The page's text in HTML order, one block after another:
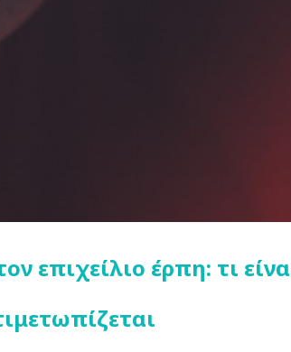
επιχείλιο έρπη: τι